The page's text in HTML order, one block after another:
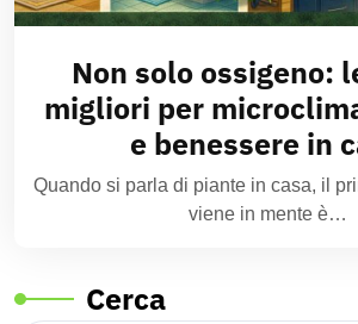
Non solo ossigeno:
migliori per
e benessere in
Quando si parla di piante in casa, il
viene in mente è…
Cerca